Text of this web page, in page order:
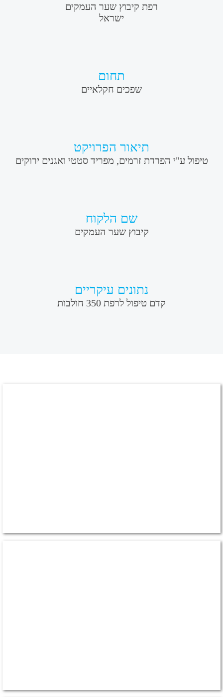
רפת קיבוץ שער העמקים
שפכים חקלאיים
תיאור הפרויקט
ע"י הפרדת זרמים, מפריד סטטי ואגנים ירוקים
שם הלקוח
קיבוץ שער העמקים
נתונים עיקריים
קדם טיפול לרפת 350 חולבות